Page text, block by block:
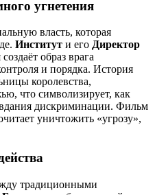
угнетения
власть, которая
Институт и его Директор
образ врага
и порядка. История
королевства,
что символизирует, как
дискриминации. Фильм
уничтожить «угрозу»,
традиционными